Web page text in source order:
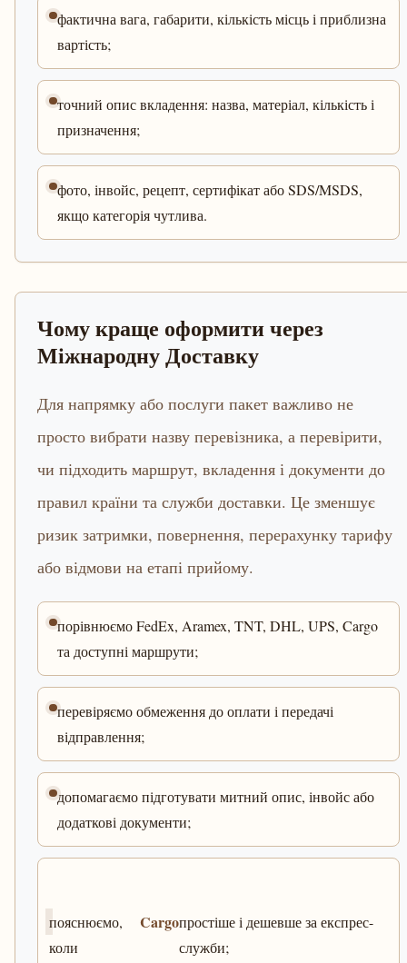
фактична вага, габарити, кількість місць і приблизна
вартість;
точний опис вкладення: назва, матеріал, кількість і
призначення;
фото, інвойс, рецепт, сертифікат або SDS/MSDS,
якщо категорія чутлива.
Чому краще оформити через
Міжнародну Доставку
Для напрямку або послуги пакет важливо не
просто вибрати назву перевізника, а перевірити,
чи підходить маршрут, вкладення і документи до
правил країни та служби доставки. Це зменшує
ризик затримки, повернення, перерахунку тарифу
або відмови на етапі прийому.
порівнюємо FedEx, Aramex, TNT, DHL, UPS, Cargo
та доступні маршрути;
перевіряємо обмеження до оплати і передачі
відправлення;
допомагаємо підготувати митний опис, інвойс або
додаткові документи;
пояснюємо,
коли
Cargoпростіше і дешевше за експрес-
служби;